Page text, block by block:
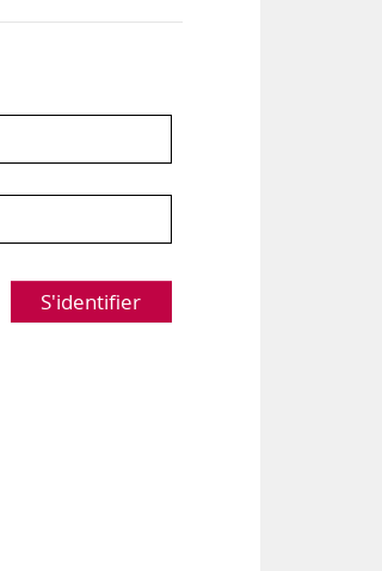
S'identifier